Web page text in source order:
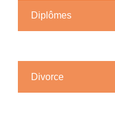
Diplômes
Divorce